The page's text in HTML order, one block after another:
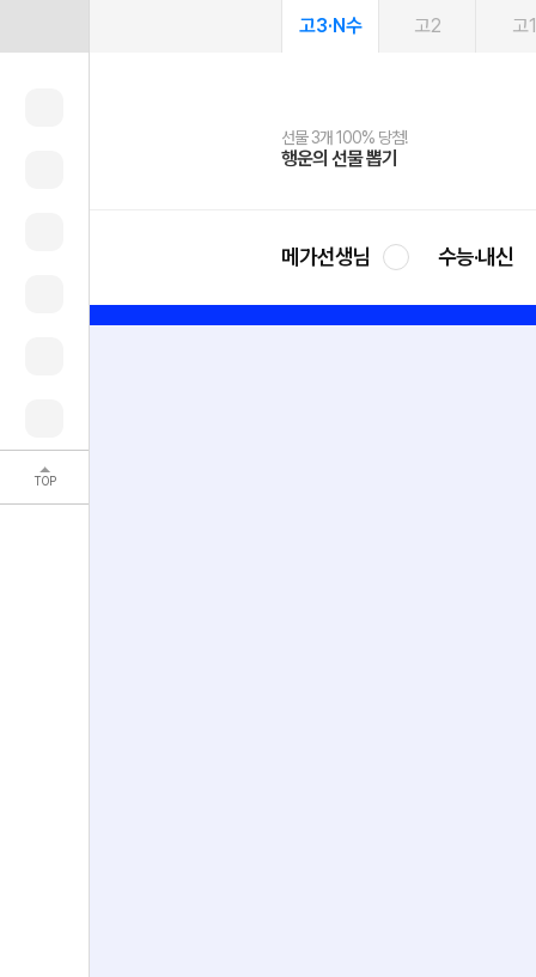
TOP
고3·N수 고2 고1
선물 3개 100% 당첨!
행운의 선물 뽑기
선물 100% 증정!
메가스터디 X 올리브
2027 러셀 단과
강사 공개선발
스마트러닝앱
설문 EVENT
메가패스
3일 무료 체험권
메가패스 수강생 무료혜택!
메가클럽 멤버십
사회공헌 캠페인
희망이룸 메가나눔
메가선생님 수능·내신